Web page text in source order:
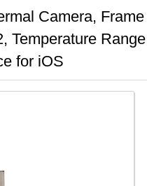
Camera,
Temperature
for iOS